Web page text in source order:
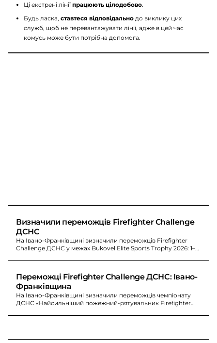
Ці екстрені лініїпрацюють цілодобово.
Будь ласка,ставтеся відповідально до виклику цих
служб, щоб не перевантажувати лінії, адже в цей час
комусь може бути потрібна допомога.
Визначили переможців Firefighter Challenge
ДСНС
На Івано-Франківщині визначили переможців Firefighter
Challenge ДСНС у межах Bukovel Elite Sports Trophy 2026: 1–3
Переможці Firefighter Challenge ДСНС: Івано-
Франківщина
На Івано-Франківщині визначили переможців чемпіонату
ДСНС «Найсильніший пожежний-рятувальник Firefighter